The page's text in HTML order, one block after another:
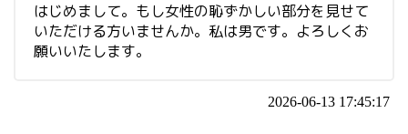
はじめまして。もし女性の恥ずかしい部分を見せて
いただける方いませんか。私は男です。よろしくお
願いいたします。
2026-06-13 17:45:17